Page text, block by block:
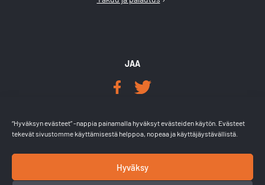
“Hyväksyn evästeet” -nappia painamalla hyväksyt evästeiden käytön. Evästeet
tekevät sivustomme käyttämisestä helppoa, nopeaa ja käyttäjäystävällistä.
Hyväksy
JAA